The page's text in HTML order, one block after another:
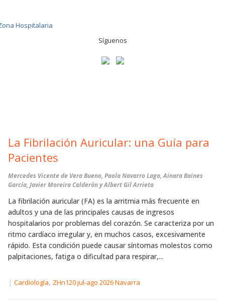
Síguenos
La Fibrilación Auricular: una Guía para
Pacientes
Mercedes Vicente de Vera Bueno, Paola Navarro Lago, Ainara Baines
García, Javier Moreira Calderón y Albert Gil Arrieta
La fibrilación auricular (FA) es la arritmia más frecuente en
adultos y una de las principales causas de ingresos
hospitalarios por problemas del corazón. Se caracteriza por un
ritmo cardíaco irregular y, en muchos casos, excesivamente
rápido. Esta condición puede causar síntomas molestos como
palpitaciones, fatiga o dificultad para respirar,...
| Cardiología, ZHn120 jul-ago 2026 Navarra